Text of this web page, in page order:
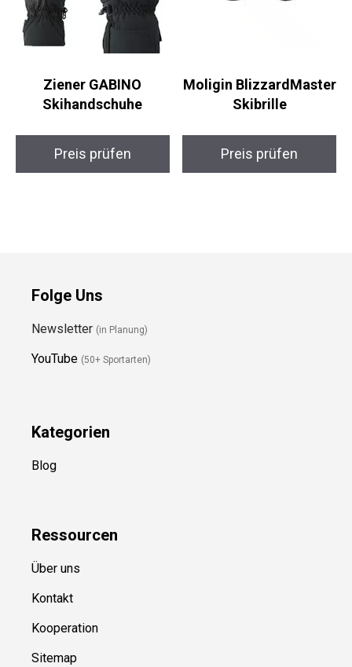
Ziener GABINO
Skihandschuhe
Preis prüfen
Moligin BlizzardMaster
Skibrille
Preis prüfen
Folge Uns
Newsletter (in Planung)
YouTube (50+ Sportarten)
Kategorien
Blog
Ressourcen
Über uns
Kontakt
Kooperation
Sitemap